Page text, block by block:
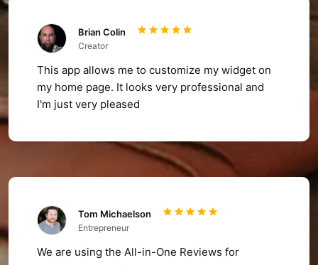
Brian Colin
Creator
This app allows me to customize my widget on
my home page. It looks very professional and
I'm just very pleased
Tom Michaelson
Entrepreneur
We are using the All-in-One Reviews for